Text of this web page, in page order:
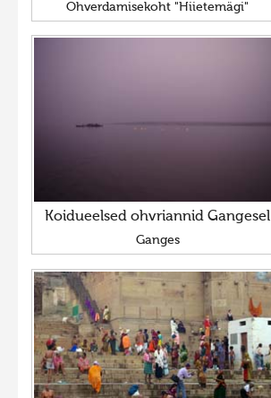
Ohverdamisekoht "Hiietemägi"
Koidueelsed ohvriannid Gangesel
Ganges